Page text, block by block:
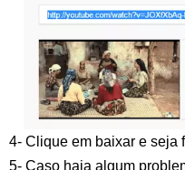
4- Clique em baixar e seja
5- Caso haja algum